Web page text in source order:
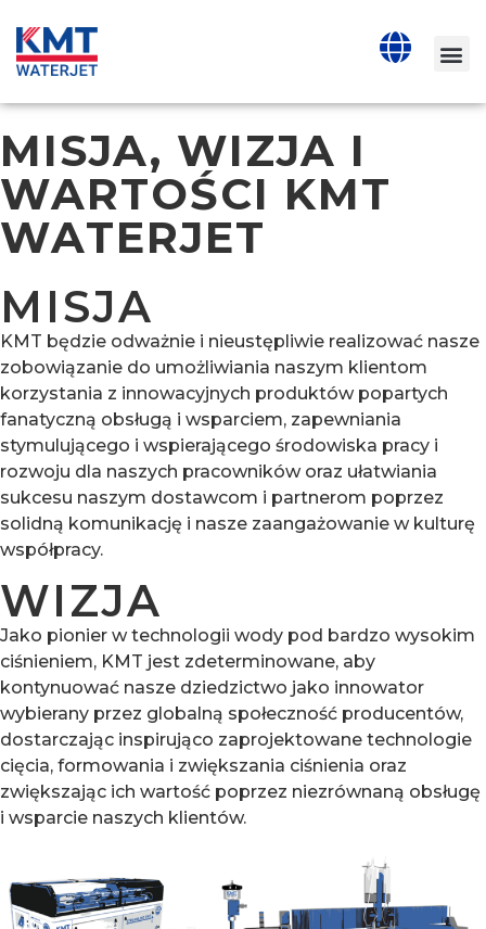
MISJA, WIZJA I
WARTOŚCI KMT
WATERJET
MISJA
KMT będzie odważnie i nieustępliwie realizować nasze
zobowiązanie do umożliwiania naszym klientom
korzystania z innowacyjnych produktów popartych
fanatyczną obsługą i wsparciem, zapewniania
stymulującego i wspierającego środowiska pracy i
rozwoju dla naszych pracowników oraz ułatwiania
sukcesu naszym dostawcom i partnerom poprzez
solidną komunikację i nasze zaangażowanie w kulturę
współpracy.
WIZJA
Jako pionier w technologii wody pod bardzo wysokim
ciśnieniem, KMT jest zdeterminowane, aby
kontynuować nasze dziedzictwo jako innowator
wybierany przez globalną społeczność producentów,
dostarczając inspirująco zaprojektowane technologie
cięcia, formowania i zwiększania ciśnienia oraz
zwiększając ich wartość poprzez niezrównaną obsługę
i wsparcie naszych klientów.